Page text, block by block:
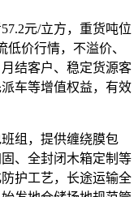
元/立方，重货吨位
价行情，不溢价、
结客户、稳定货源客
车等增值权益，有效
组，提供缠绕膜包
、全封闭木箱定制等
护工艺，长途运输全